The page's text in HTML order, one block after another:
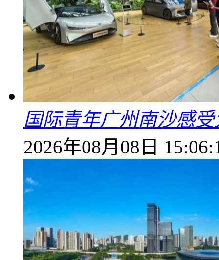
国际青年广州南沙感
2026年08月08日